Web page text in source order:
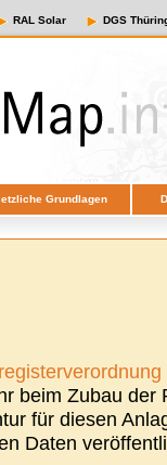
RAL Solar DGS
Grundlagen
beim Zubau der
für diesen
Daten